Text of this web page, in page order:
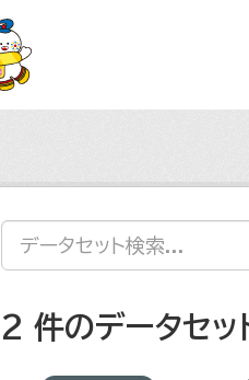
2 件のデータセッ